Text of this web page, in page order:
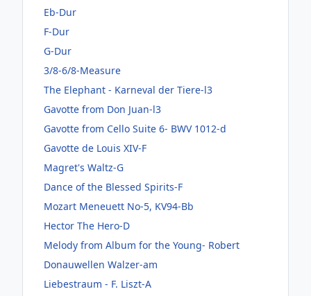
Eb-Dur
F-Dur
G-Dur
3/8-6/8-Measure
The Elephant - Karneval der Tiere-l3
Gavotte from Don Juan-l3
Gavotte from Cello Suite 6- BWV 1012-d
Gavotte de Louis XIV-F
Magret's Waltz-G
Dance of the Blessed Spirits-F
Mozart Meneuett No-5, KV94-Bb
Hector The Hero-D
Melody from Album for the Young- Robert
Donauwellen Walzer-am
Liebestraum - F. Liszt-A